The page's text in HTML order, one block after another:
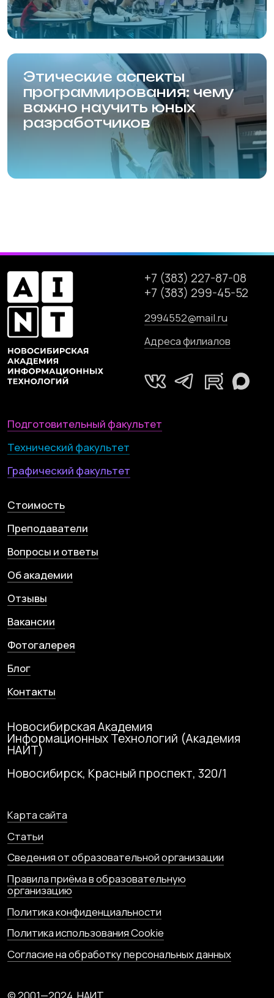
Сведения от образовательной организации
Правила приёма в образовательную
организацию
Политика конфиденциальности
Политика использования Cookie
Согласие на обработку персональных данных
© 2001—2024, НАИТ.
Мы используем файлы cookie. Продолжая
использовать данный сайт, вы соглашаетесь с
этим в соответствии с условиями, указанными
поссылке. Согласен